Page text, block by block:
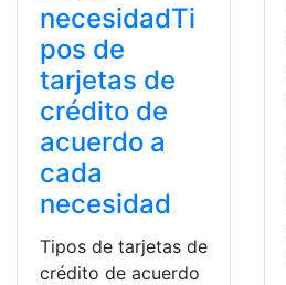
necesidadTi
pos de
tarjetas de
crédito de
acuerdo a
cada
necesidad
Tipos de tarjetas de
crédito de acuerdo